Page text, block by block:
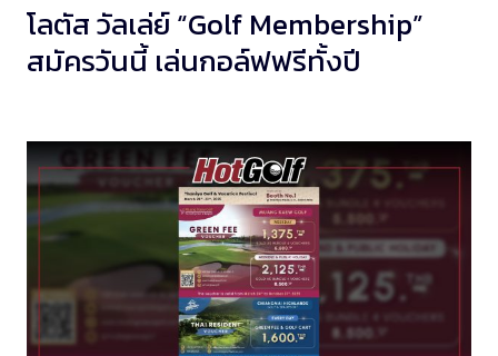
โลตัส วัลเล่ย์ “Golf Membership”
สมัครวันนี้ เล่นกอล์ฟฟรีทั้งปี